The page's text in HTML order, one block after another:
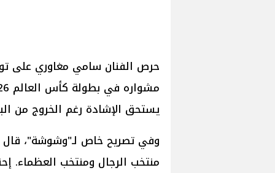
حرص الفنان سامي مغاوري على
يستحق الإشادة رغم الخروج من
وفي تصريح خاص لـ"وشوشة"، قال
منتخب الرجال ومنتخب العظماء.